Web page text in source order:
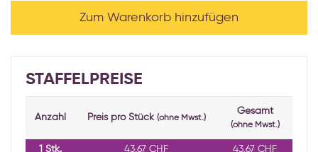
Zum Warenkorb hinzufügen
STAFFELPREISE
Anzahl Preis pro Stück (ohne Mwst.)
Gesamt
(ohne Mwst.)
1 Stk. 43,67 CHF 43,67 CHF